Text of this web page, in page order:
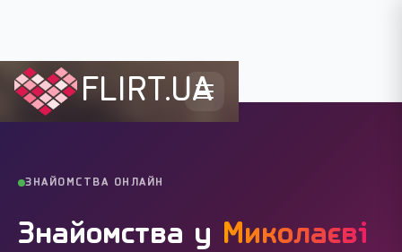
FLIRT.UA
Flirt.ua › Міста України Миколаїв
ЗНАЙОМСТВА ОНЛАЙН
Знайомства у Миколаєві